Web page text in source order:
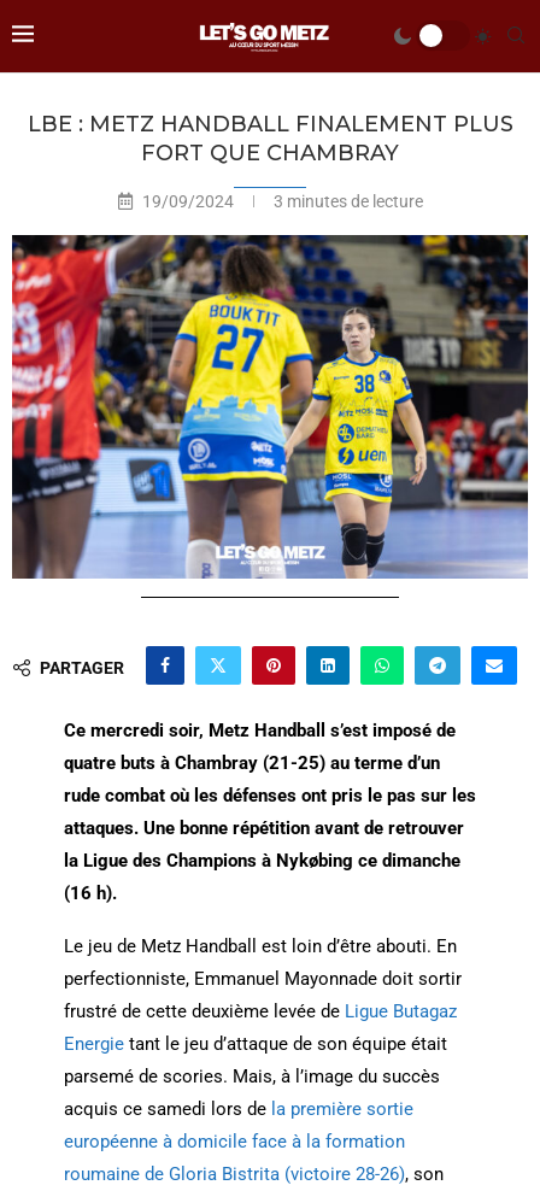
LBE : METZ HANDBALL FINALEMENT PLUS
FORT QUE CHAMBRAY
19/09/2024 3 minutes de lecture
PARTAGER
Ce mercredi soir, Metz Handball s’est imposé de
quatre buts à Chambray (21-25) au terme d’un
rude combat où les défenses ont pris le pas sur les
attaques. Une bonne répétition avant de retrouver
la Ligue des Champions à Nykøbing ce dimanche
(16 h).
Le jeu de Metz Handball est loin d’être abouti. En
perfectionniste, Emmanuel Mayonnade doit sortir
frustré de cette deuxième levée de Ligue Butagaz
Energietant le jeu d’attaque de son équipe était
parsemé de scories. Mais, à l’image du succès
acquis ce samedi lors de la première sortie
européenne à domicile face à la formation
roumaine de Gloria Bistrita (victoire 28-26), son